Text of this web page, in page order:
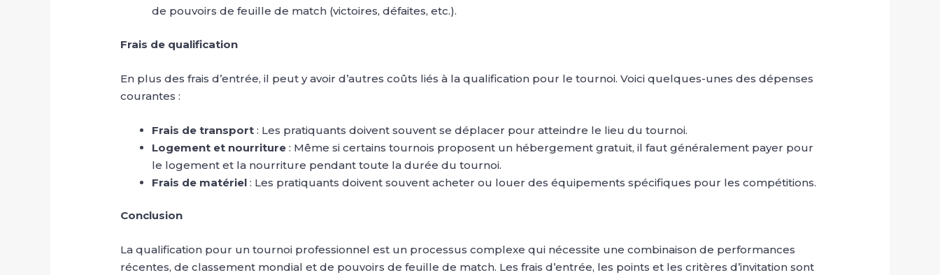
de pouvoirs de feuille de match (victoires, défaites, etc.).
Frais de qualification
En plus des frais d’entrée, il peut y avoir d’autres coûts liés à la qualification pour le tournoi. Voici quelques-unes des dépenses
courantes :
Frais de transport: Les pratiquants doivent souvent se déplacer pour atteindre le lieu du tournoi.
Logement et nourriture: Même si certains tournois proposent un hébergement gratuit, il faut généralement payer pour
le logement et la nourriture pendant toute la durée du tournoi.
Frais de matériel: Les pratiquants doivent souvent acheter ou louer des équipements spécifiques pour les compétitions.
Conclusion
La qualification pour un tournoi professionnel est un processus complexe qui nécessite une combinaison de performances
récentes, de classement mondial et de pouvoirs de feuille de match. Les frais d’entrée, les points et les critères d’invitation sont